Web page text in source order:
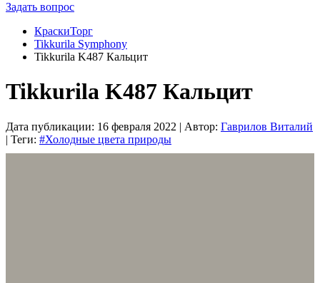
Задать вопрос
КраскиТорг
Tikkurila Symphony
Tikkurila K487 Кальцит
Tikkurila K487 Кальцит
Дата публикации: 16 февраля 2022 | Автор: Гаврилов Виталий
| Теги: #Холодные цвета природы